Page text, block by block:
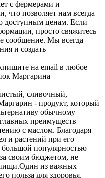
с фермерами и
позволяет нам всегда
доступным ценам. Если
просто свяжитесь
сообщение. Мы всегда
и создать
пишите на email в любое
Маргарина
сливочный,
- продукт, который
обычному
преимуществ
с маслом. Благодаря
и растений при его
большой популярностью
за своим бюджетом, не
Один из важных
польза для здоровья.